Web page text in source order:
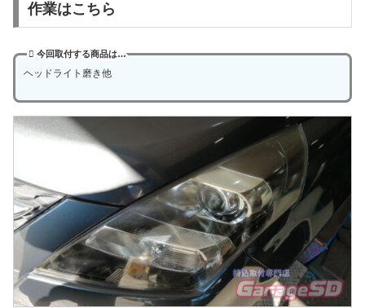
作業はこちら
今回取付する商品は…
ヘッドライト磨き他